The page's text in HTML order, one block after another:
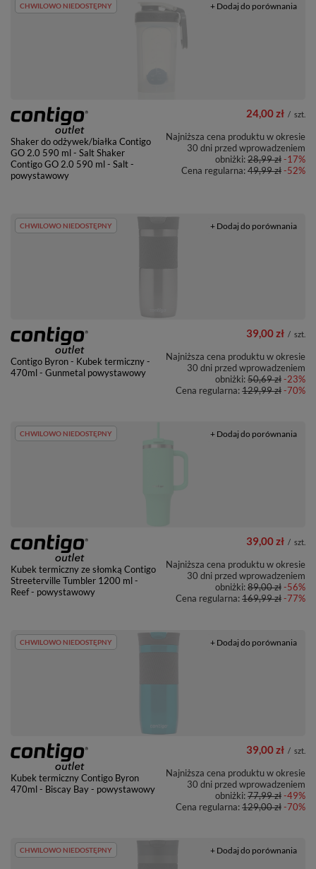
CHWILOWO NIEDOSTĘPNY
Shaker do odżywek/białka Contigo
GO 2.0 590 ml - Salt Shaker
Contigo GO 2.0 590 ml - Salt -
powystawowy
24,00 zł / szt.
Najniższa cena produktu w okresie
30 dni przed wprowadzeniem
obniżki:28,99 zł-17%
Cena regularna:49,99 zł-52%
+ Dodaj do porównania
CHWILOWO NIEDOSTĘPNY
Contigo Byron - Kubek termiczny -
470ml - Gunmetal powystawowy
39,00 zł / szt.
Najniższa cena produktu w okresie
30 dni przed wprowadzeniem
obniżki:50,69 zł-23%
Cena regularna:129,99 zł-70%
+ Dodaj do porównania
CHWILOWO NIEDOSTĘPNY
Kubek termiczny ze słomką Contigo
Streeterville Tumbler 1200 ml -
Reef - powystawowy
39,00 zł / szt.
Najniższa cena produktu w okresie
30 dni przed wprowadzeniem
obniżki:89,00 zł-56%
Cena regularna:169,99 zł-77%
+ Dodaj do porównania
CHWILOWO NIEDOSTĘPNY
Kubek termiczny Contigo Byron
470ml - Biscay Bay - powystawowy
39,00 zł / szt.
Najniższa cena produktu w okresie
30 dni przed wprowadzeniem
obniżki:77,99 zł-49%
Cena regularna:129,00 zł-70%
+ Dodaj do porównania
CHWILOWO NIEDOSTĘPNY + Dodaj do porównania